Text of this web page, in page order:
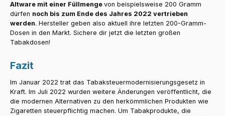
Altware mit einer Füllmenge von beispielsweise 200 Gramm
dürfen noch bis zum Ende des Jahres 2022 vertrieben
werden. Hersteller geben also aktuell ihre letzten 200-Gramm-
Dosen in den Markt. Sichere dir jetzt die letzten großen
Tabakdosen!
Fazit
Im Januar 2022 trat das Tabaksteuermodernisierungsgesetz in
Kraft. Im Juli 2022 wurden weitere Änderungen veröffentlicht, die
die modernen Alternativen zu den herkömmlichen Produkten wie
Zigaretten steuerpflichtig machen. Um Tabakprodukte, die